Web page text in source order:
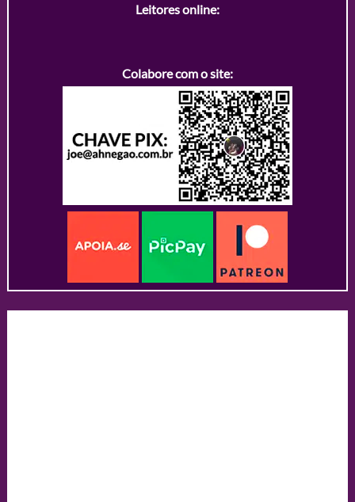
Leitores online:
Colabore com o site: